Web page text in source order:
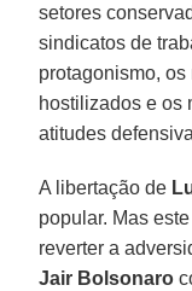
setores
sindicatos de
protagonismo,
hostilizados e os
atitudes
A libertação de
popular. Mas
reverter a
Jair Bolsonaro